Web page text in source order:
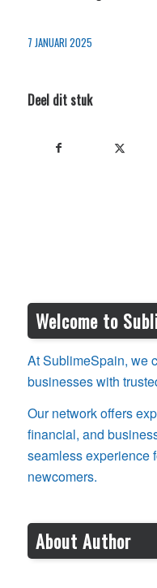
7 JANUARI 2025
Deel dit stuk
Welcome to
At SublimeSpain, we
businesses with
Our network offers
financial, and
seamless experience
newcomers.
About Author